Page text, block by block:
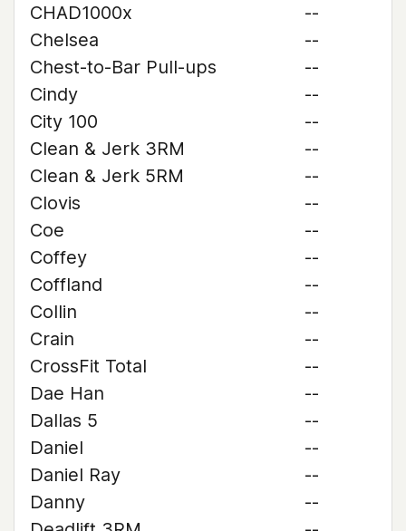
CHAD1000x
--
Chelsea
--
Chest-to-Bar Pull-ups
--
Cindy
--
City 100
--
Clean & Jerk 3RM
--
Clean & Jerk 5RM
--
Clovis
--
Coe
--
Coffey
--
Coffland
--
Collin
--
Crain
--
CrossFit Total
--
Dae Han
--
Dallas 5
--
Daniel
--
Daniel Ray
--
Danny
--